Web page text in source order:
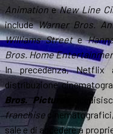
AnimationeNew Line
includeWarner Bros.
Williams Streete
Bros. Home
In precedenza, Netflix
distribuzione
Bros. Pictures
franchise
sale e di accedere a